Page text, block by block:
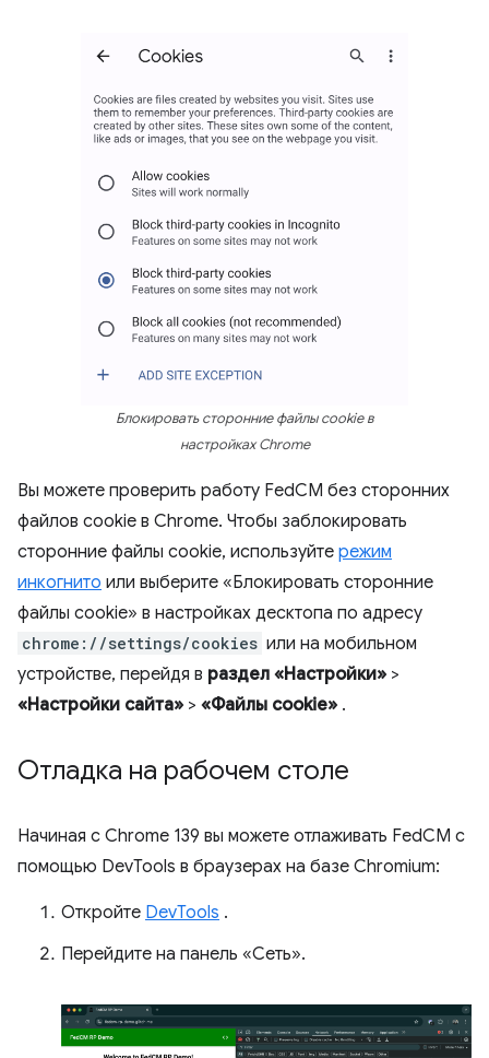
Блокировать сторонние файлы cookie в
настройках Chrome
Вы можете проверить работу FedCM без сторонних
файлов cookie в Chrome. Чтобы заблокировать
сторонние файлы cookie, используйте режим
инкогнито или выберите «Блокировать сторонние
файлы cookie» в настройках десктопа по адресу
chrome://settings/cookies или на мобильном
устройстве, перейдя в раздел «Настройки» >
«Настройки сайта» > «Файлы cookie» .
Отладка на рабочем столе
Начиная с Chrome 139 вы можете отлаживать FedCM с
помощью DevTools в браузерах на базе Chromium:
Откройте DevTools .
Перейдите на панель «Сеть».